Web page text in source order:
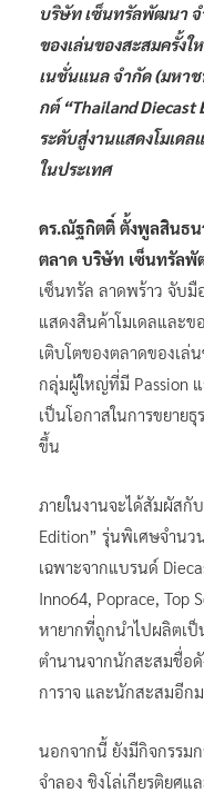
บริษัท เซ็นทรัลพัฒนา จ
ของเล่นของสะสมครั้ง
เนชั่นแนล จำกัด (มหาช
กต์ “Thailand Diecast
ระดับสู่งานแสดงโมเด
ในประเทศ
ดร.ณัฐกิตติ์ ตั้งพูลสินธน
ตลาด บริษัท เซ็นทรัล
เซ็นทรัล ลาดพร้าว จับ
แสดงสินค้าโมเดลและข
เติบโตของตลาดของเล่
กลุ่มผู้ใหญ่ที่มี Passion
เป็นโอกาสในการขยาย
ขึ้น
ภายในงานจะได้สัมผัสกั
Edition” รุ่นพิเศษจำน
เฉพาะจากแบรนด์
Inno64, Poprace, Top
หายากที่ถูกนำไปผลิตเป็
ตำนานจากนักสะสมชื่อดั
การาจ และนักสะสมอีก
นอกจากนี้ ยังมีกิจกรรม
จำลอง ชิงโล่เกียรติยศแ